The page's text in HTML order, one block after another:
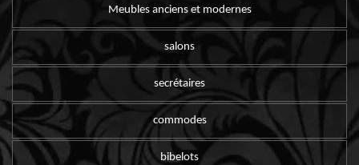
Meubles anciens et modernes
salons
secrétaires
commodes
bibelots